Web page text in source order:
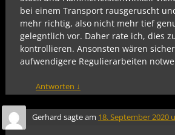
bei einem Transport rausgeruscht
mehr richtig, also nicht mehr tief
gelegntlich vor. Daher rate ich, dies
kontrollieren. Ansonsten wären
aufwendigere Regulierarbeiten
Antworten ↓
Gerhard sagte am 18. September 2020